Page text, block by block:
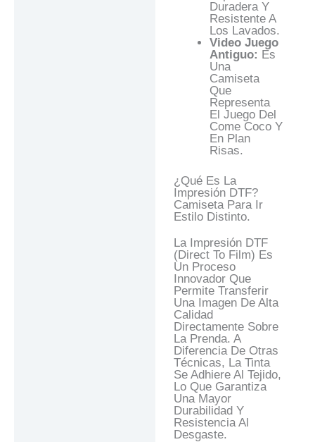
Duradera Y
Resistente A
Los Lavados.
Video Juego
Antiguo: Es
Una
Camiseta
Que
Representa
El Juego Del
Come Coco Y
En Plan
Risas.
¿Qué Es La
Impresión DTF?
Camiseta Para Ir
Estilo Distinto.
La Impresión DTF
(Direct To Film) Es
Un Proceso
Innovador Que
Permite Transferir
Una Imagen De Alta
Calidad
Directamente Sobre
La Prenda. A
Diferencia De Otras
Técnicas, La Tinta
Se Adhiere Al Tejido,
Lo Que Garantiza
Una Mayor
Durabilidad Y
Resistencia Al
Desgaste.